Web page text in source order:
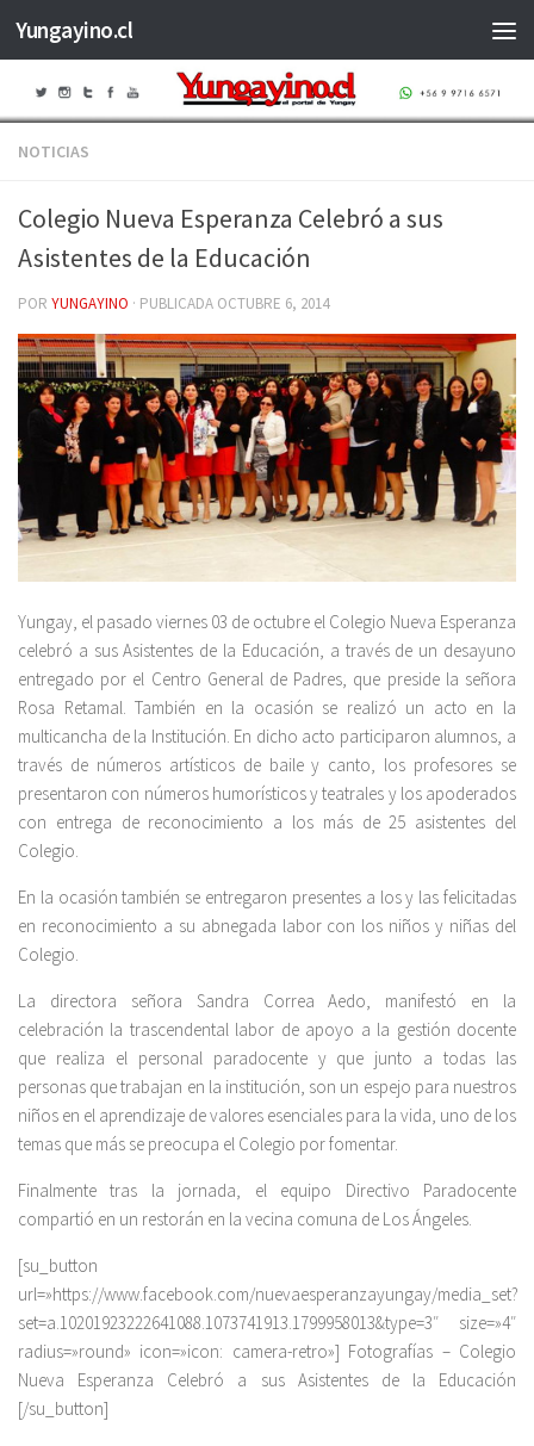
Saltar al contenido
Yungayino.cl
NOTICIAS
Colegio Nueva Esperanza Celebró a sus
Asistentes de la Educación
POR YUNGAYINO · PUBLICADA OCTUBRE 6, 2014
Yungay, el pasado viernes 03 de octubre el Colegio Nueva Esperanza
celebró a sus Asistentes de la Educación, a través de un desayuno
entregado por el Centro General de Padres, que preside la señora
Rosa Retamal. También en la ocasión se realizó un acto en la
multicancha de la Institución. En dicho acto participaron alumnos, a
través de números artísticos de baile y canto, los profesores se
presentaron con números humorísticos y teatrales y los apoderados
con entrega de reconocimiento a los más de 25 asistentes del
Colegio.
En la ocasión también se entregaron presentes a los y las felicitadas
en reconocimiento a su abnegada labor con los niños y niñas del
Colegio.
La directora señora Sandra Correa Aedo, manifestó en la
celebración la trascendental labor de apoyo a la gestión docente
que realiza el personal paradocente y que junto a todas las
personas que trabajan en la institución, son un espejo para nuestros
niños en el aprendizaje de valores esenciales para la vida, uno de los
temas que más se preocupa el Colegio por fomentar.
Finalmente tras la jornada, el equipo Directivo Paradocente
compartió en un restorán en la vecina comuna de Los Ángeles.
[su_button
url=»https://www.facebook.com/nuevaesperanzayungay/media_set?
set=a.10201923222641088.1073741913.1799958013&type=3″ size=»4″
radius=»round» icon=»icon: camera-retro»] Fotografías – Colegio
Nueva Esperanza Celebró a sus Asistentes de la Educación
[/su_button]